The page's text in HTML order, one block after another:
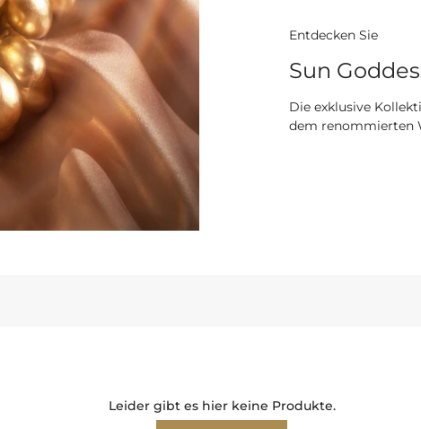
Entdecken Sie
Sun
Die exklusive
dem renommierten
Leider gibt es hier keine Produkte.